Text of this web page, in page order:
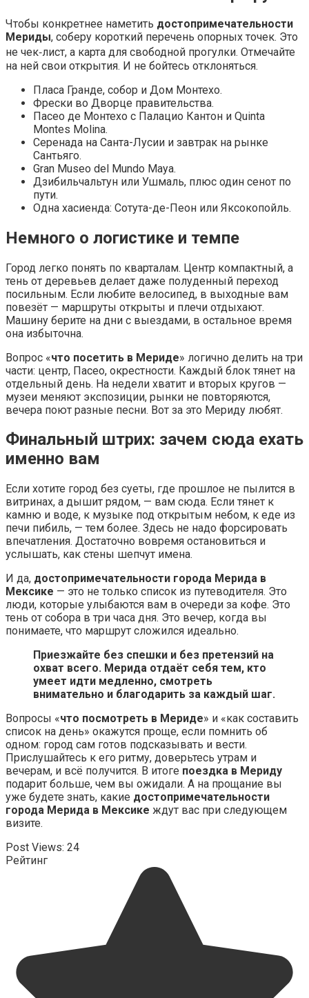
Чтобы конкретнее наметить достопримечательности
Мериды, соберу короткий перечень опорных точек. Это
не чек‑лист, а карта для свободной прогулки. Отмечайте
на ней свои открытия. И не бойтесь отклоняться.
Пласа Гранде, собор и Дом Монтехо.
Фрески во Дворце правительства.
Пасео де Монтехо с Палацио Кантон и Quinta
Montes Molina.
Серенада на Санта-Лусии и завтрак на рынке
Сантьяго.
Gran Museo del Mundo Maya.
Дзибильчальтун или Ушмаль, плюс один сенот по
пути.
Одна хасиенда: Сотута-де-Пеон или Яксокопойль.
Немного о логистике и темпе
Город легко понять по кварталам. Центр компактный, а
тень от деревьев делает даже полуденный переход
посильным. Если любите велосипед, в выходные вам
повезёт — маршруты открыты и плечи отдыхают.
Машину берите на дни с выездами, в остальное время
она избыточна.
Вопрос «что посетить в Мериде» логично делить на три
части: центр, Пасео, окрестности. Каждый блок тянет на
отдельный день. На недели хватит и вторых кругов —
музеи меняют экспозиции, рынки не повторяются,
вечера поют разные песни. Вот за это Мериду любят.
Финальный штрих: зачем сюда ехать
именно вам
Если хотите город без суеты, где прошлое не пылится в
витринах, а дышит рядом, — вам сюда. Если тянет к
камню и воде, к музыке под открытым небом, к еде из
печи пибиль, — тем более. Здесь не надо форсировать
впечатления. Достаточно вовремя остановиться и
услышать, как стены шепчут имена.
И да, достопримечательности города Мерида в
Мексике — это не только список из путеводителя. Это
люди, которые улыбаются вам в очереди за кофе. Это
тень от собора в три часа дня. Это вечер, когда вы
понимаете, что маршрут сложился идеально.
Приезжайте без спешки и без претензий на
охват всего. Мерида отдаёт себя тем, кто
умеет идти медленно, смотреть
внимательно и благодарить за каждый шаг.
Вопросы «что посмотреть в Мериде» и «как составить
список на день» окажутся проще, если помнить об
одном: город сам готов подсказывать и вести.
Прислушайтесь к его ритму, доверьтесь утрам и
вечерам, и всё получится. В итоге поездка в Мериду
подарит больше, чем вы ожидали. А на прощание вы
уже будете знать, какие достопримечательности
города Мерида в Мексике ждут вас при следующем
визите.
Post Views: 24
Рейтинг